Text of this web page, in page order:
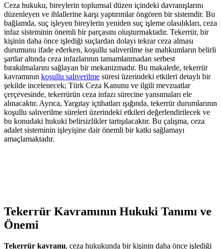
Ceza hukuku, bireylerin⁣ toplumsal düzen içindeki ⁤davranışlarını
düzenleyen ve ihlallerine karşı yaptırımlar öngören bir ‍sistemdir. ⁢Bu
bağlamda, suç ​işleyen⁣ bireylerin yeniden suç işleme olasılıkları,⁤ ceza
‌infaz sisteminin önemli bir ⁤parçasını oluşturmaktadır.‍ Tekerrür, bir ​
kişinin daha⁣ önce işlediği suçlardan dolayı‌ tekrar⁤ ceza alması
durumunu ‍ifade ⁤ederken, koşullu ‌salıverilme ise ‌mahkumların belirli‌
şartlar altında ceza infazlarının tamamlanmadan ⁤serbest
⁤bırakılmalarını sağlayan⁣ bir⁢ mekanizmadır. ‌Bu ‍makalede, tekerrür
kavramının ⁢ koşullu salıverilme ‌ süresi üzerindeki ⁢etkileri​ detaylı bir
şekilde incelenecek; Türk Ceza Kanunu ve ⁢ilgili mevzuatlar⁣
çerçevesinde, tekerrürün ceza infazı sürecine yansımaları ⁤ele
alınacaktır. Ayrıca, Yargıtay içtihatları ışığında, tekerrür⁤ durumlarının
koşullu salıverilme süreleri üzerindeki etkileri değerlendirilecek​ ve
bu konudaki⁣ hukuki belirsizlikler tartışılacaktır. Bu‌ çalışma, ‍ceza
adalet sisteminin işleyişine dair önemli​ bir katkı sağlamayı
amaçlamaktadır.
Tekerrür⁤ Kavramının Hukuki Tanımı ve
Önemi
Tekerrür kavramı, ⁢ceza hukukunda bir kişinin‍ daha⁣ önce ‌işlediği